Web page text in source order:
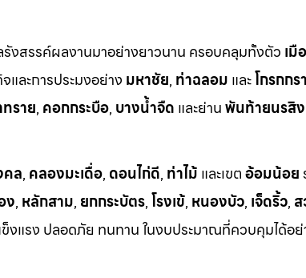
งสรรค์ผลงานมาอย่างยาวนาน ครอบคลุมทั้งตัว เมื
และการประมงอย่าง มหาชัย, ท่าฉลอม และโกรกกร
ราย, คอกกระบือ, บางน้ำจืด และย่านพันท้ายนรสิ
ล, คลองมะเดื่อ, ดอนไก่ดี, ท่าไม้ และเขตอ้อมน้อย
ง, หลักสาม, ยกกระบัตร,โรงเข้, หนองบัว, เจ็ดริ้ว,
งแรง ปลอดภัย ทนทาน ในงบประมาณที่ควบคุมได้อย่